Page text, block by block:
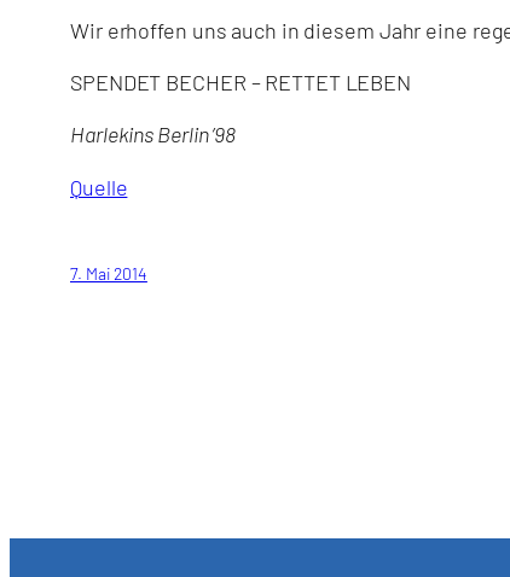
Wir erhoffen uns auch in diesem Jahr eine
SPENDET BECHER – RETTET LEBEN
Harlekins Berlin ’98
Quelle
7. Mai 2014